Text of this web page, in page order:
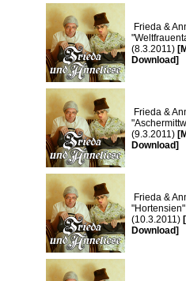
Frieda &
(8.3.2011)
Download]
Frieda &
(9.3.2011)
Download]
Frieda &
"Hortensien"
(10.3.2011)
Download]